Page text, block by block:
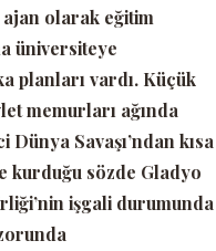
ajan olarak eğitim
üniversiteye
planları vardı. Küçük
memurları ağında
Dünya Savaşı’ndan kısa
kurduğu sözde Gladyo
işgali durumunda